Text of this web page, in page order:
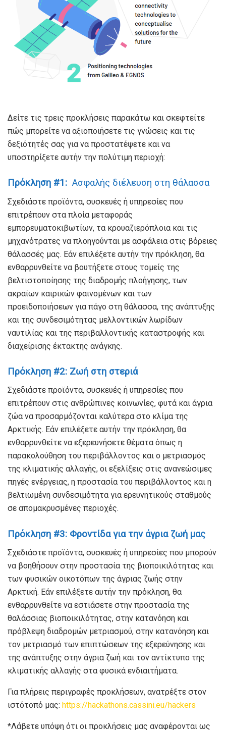
Δείτε τις τρεις προκλήσεις παρακάτω και σκεφτείτε
πώς μπορείτε να αξιοποιήσετε τις γνώσεις και τις
δεξιότητές σας για να προστατέψετε και να
υποστηρίξετε αυτήν την πολύτιμη περιοχή:
Πρόκληση #1: Ασφαλής διέλευση στη θάλασσα
Σχεδιάστε προϊόντα, συσκευές ή υπηρεσίες που
επιτρέπουν στα πλοία μεταφοράς
εμπορευματοκιβωτίων, τα κρουαζιερόπλοια και τις
μηχανότρατες να πλοηγούνται με ασφάλεια στις βόρειες
θάλασσές μας. Εάν επιλέξετε αυτήν την πρόκληση, θα
ενθαρρυνθείτε να βουτήξετε στους τομείς της
βελτιστοποίησης της διαδρομής πλοήγησης, των
ακραίων καιρικών φαινομένων και των
προειδοποιήσεων για πάγο στη θάλασσα, της ανάπτυξης
και της συνδεσιμότητας μελλοντικών λωρίδων
ναυτιλίας και της περιβαλλοντικής καταστροφής και
διαχείρισης έκτακτης ανάγκης.
Πρόκληση #2: Ζωή στη στεριά
Σχεδιάστε προϊόντα, συσκευές ή υπηρεσίες που
επιτρέπουν στις ανθρώπινες κοινωνίες, φυτά και άγρια ​​
ζώα να προσαρμόζονται καλύτερα στο κλίμα της
Αρκτικής. Εάν επιλέξετε αυτήν την πρόκληση, θα
ενθαρρυνθείτε να εξερευνήσετε θέματα όπως η
παρακολούθηση του περιβάλλοντος και ο μετριασμός
της κλιματικής αλλαγής, οι εξελίξεις στις ανανεώσιμες
πηγές ενέργειας, η προστασία του περιβάλλοντος και η
βελτιωμένη συνδεσιμότητα για ερευνητικούς σταθμούς
σε απομακρυσμένες περιοχές.
Πρόκληση #3: Φροντίδα για την άγρια ​​ζωή μας
Σχεδιάστε προϊόντα, συσκευές ή υπηρεσίες που μπορούν
να βοηθήσουν στην προστασία της βιοποικιλότητας και
των φυσικών οικοτόπων της άγριας ζωής στην
Αρκτική. Εάν επιλέξετε αυτήν την πρόκληση, θα
ενθαρρυνθείτε να εστιάσετε στην προστασία της
θαλάσσιας βιοποικιλότητας, στην κατανόηση και
πρόβλεψη διαδρομών μετριασμού, στην κατανόηση και
τον μετριασμό των επιπτώσεων της εξερεύνησης και
της ανάπτυξης στην άγρια ​​ζωή και τον αντίκτυπο της
κλιματικής αλλαγής στα φυσικά ενδιαιτήματα.
Για πλήρεις περιγραφές προκλήσεων, ανατρέξτε στον
ιστότοπό μας: https://hackathons.cassini.eu/hackers
*Λάβετε υπόψη ότι οι προκλήσεις μας αναφέρονται ως